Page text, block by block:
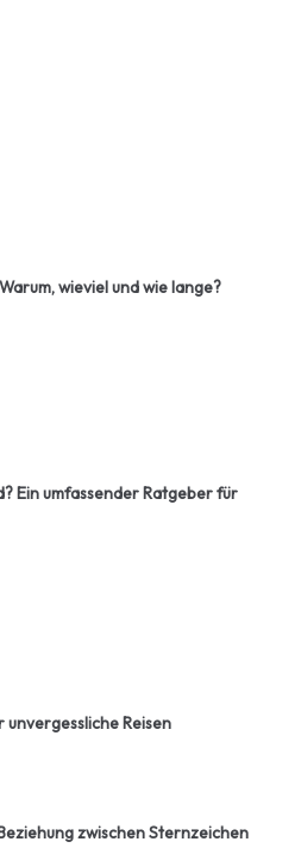
wieviel und wie lange?
Ein umfassender Ratgeber für
unvergessliche Reisen
zwischen Sternzeichen